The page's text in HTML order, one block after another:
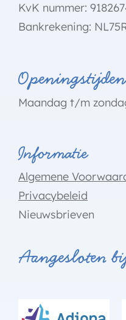
KvK nummer:
Bankrekening:
Openingstijden
Maandag t/m
Informatie
Algemene
Privacybeleid
Nieuwsbrieven
Aangesloten